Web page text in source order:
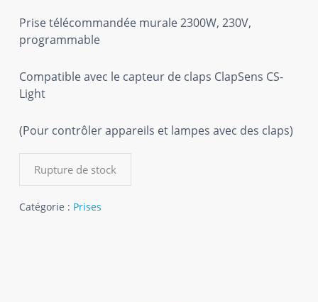
Prise télécommandée murale 2300W, 230V,
programmable
Compatible avec le capteur de claps ClapSens CS-
Light
(Pour contrôler appareils et lampes avec des claps)
Rupture de stock
Catégorie : Prises